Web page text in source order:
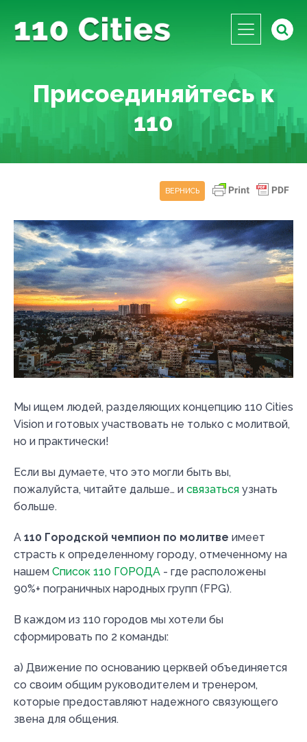
Присоединяйтесь к
110
ВЕРНИСЬ
Мы ищем людей, разделяющих концепцию 110 Cities
Vision и готовых участвовать не только с молитвой,
но и практически!
Если вы думаете, что это могли быть вы,
пожалуйста, читайте дальше… и связаться узнать
больше.
А 110 Городской чемпион по молитве имеет
страсть к определенному городу, отмеченному на
нашем Список 110 ГОРОДА - где расположены
90%+ пограничных народных групп (FPG).
В каждом из 110 городов мы хотели бы
сформировать по 2 команды:
а) Движение по основанию церквей объединяется
со своим общим руководителем и тренером,
которые предоставляют надежного связующего
звена для общения.